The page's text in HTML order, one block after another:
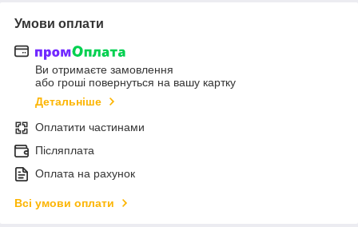
Умови оплати
Ви отримаєте замовлення
або гроші повернуться на вашу картку
Детальніше
Оплатити частинами
Післяплата
Оплата на рахунок
Всі умови оплати